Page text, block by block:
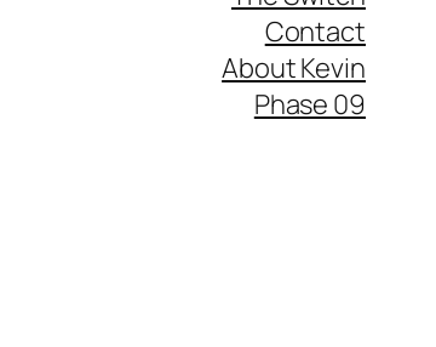
Contact
About Kevin
Phase 09